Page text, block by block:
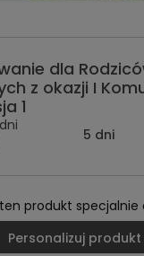
dla
z okazji I
1
5 dni
produkt specjalnie
Personalizuj produkt